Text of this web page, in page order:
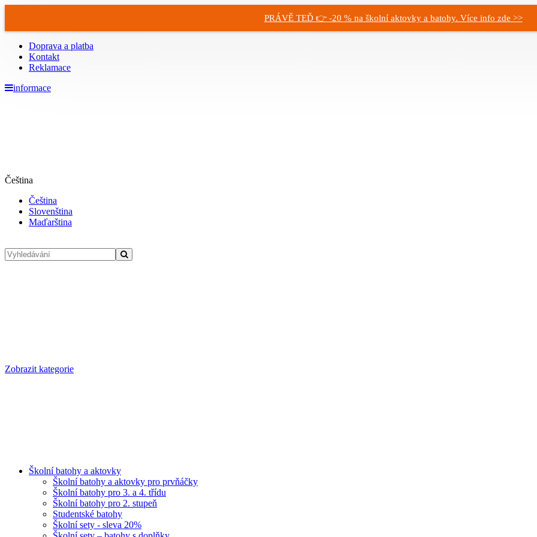
PRÁVĚ TEĎ 👉 -20 % na školní aktovky a batohy. Více info zde >>
Doprava a platba
Kontakt
Reklamace
informace
Čeština
Čeština
Slovenština
Maďarština
Zobrazit kategorie
Školní batohy a aktovky
Školní batohy a aktovky pro prvňáčky
Školní batohy pro 3. a 4. třídu
Školní batohy pro 2. stupeň
Studentské batohy
Školní sety - sleva 20%